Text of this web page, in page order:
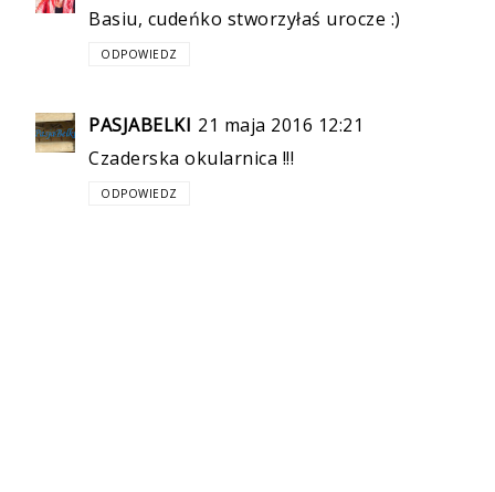
Basiu, cudeńko stworzyłaś urocze :)
ODPOWIEDZ
PASJABELKI 21 maja 2016 12:21
Czaderska okularnica !!!
ODPOWIEDZ